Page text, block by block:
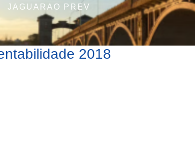
JAGUARAO PREV
2018